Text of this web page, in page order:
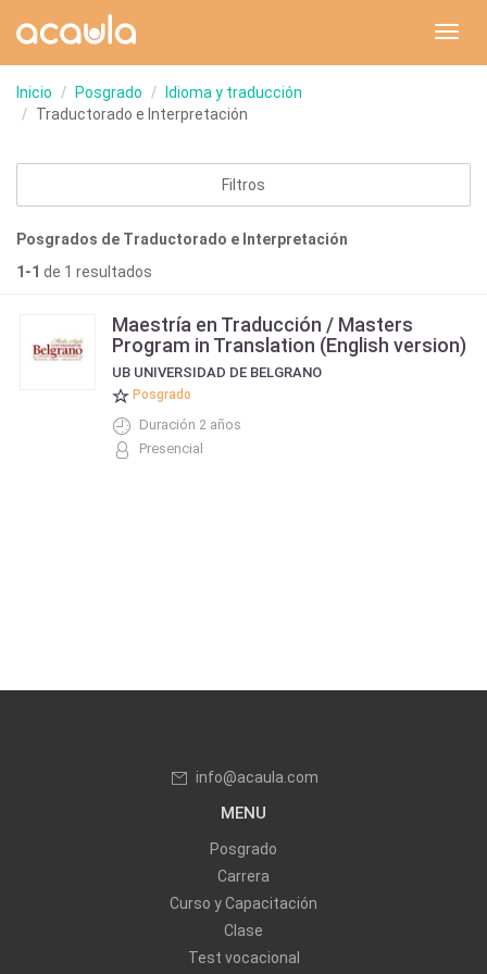
Inicio Posgrado
Idioma y traducción
Traductorado e Interpretación
Filtros
Posgrados de Traductorado e Interpretación
1-1 de 1 resultados
Maestría en Traducción / Masters
Program in Translation (English version)
UB UNIVERSIDAD DE BELGRANO
Posgrado
Duración 2 años
Presencial
info@acaula.com
MENU
Posgrado
Carrera
Curso y Capacitación
Clase
Test vocacional